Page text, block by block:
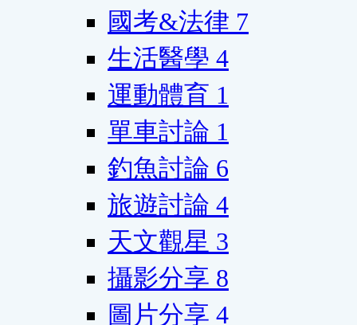
國考&法律 7
生活醫學 4
運動體育 1
單車討論 1
釣魚討論 6
旅遊討論 4
天文觀星 3
攝影分享 8
圖片分享 4